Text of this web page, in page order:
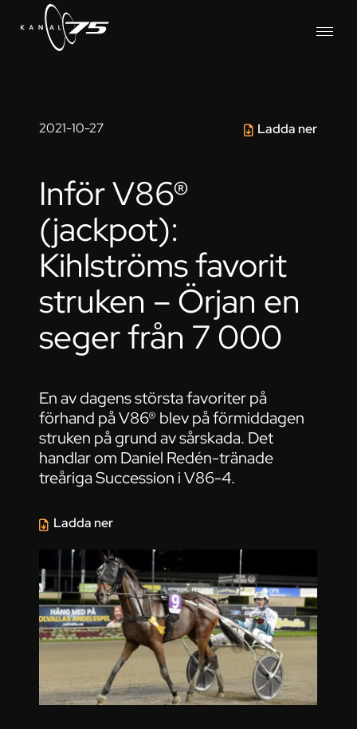
2021-10-27 Ladda ner
Inför V86®
(jackpot):
Kihlströms favorit
struken – Örjan en
seger från 7 000
En av dagens största favoriter på
förhand på V86® blev på förmiddagen
struken på grund av sårskada. Det
handlar om Daniel Redén-tränade
treåriga Succession i V86-4.
Ladda ner